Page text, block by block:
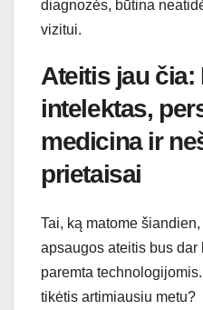
diagnozės, būtina
vizitui.
Ateitis jau čia:
intelektas,
medicina ir
prietaisai
Tai, ką matome
apsaugos ateitis bus
paremta
tikėtis artimiausiu metu?